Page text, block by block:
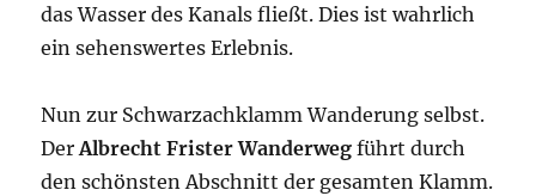
das Wasser des Kanals fließt. Dies ist wahrlich
ein sehenswertes Erlebnis.
Nun zur Schwarzachklamm Wanderung selbst.
DerAlbrecht Frister Wanderweg führt durch
den schönsten Abschnitt der gesamten Klamm.